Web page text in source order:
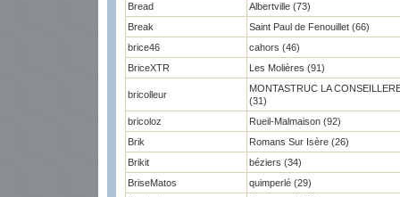
Bread
Albertville (73)
Break
Saint Paul de Fenouillet (66)
brice46
cahors (46)
BriceXTR
Les Molières (91)
bricolleur
MONTASTRUC LA
(31)
bricoloz
Rueil-Malmaison (92)
Brik
Romans Sur Isère (26)
Brikit
béziers (34)
BriseMatos
quimperlé (29)